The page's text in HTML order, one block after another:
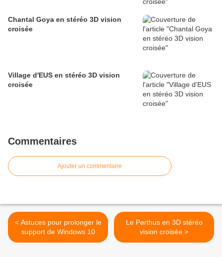
Chantal Goya en stéréo 3D vision
croisée
Village d'EUS en stéréo 3D vision
croisée
Commentaires
Ajouter un commentaire
< Astuces pour prolonger le
support de Windows 10
Le Perthus en 3D stéréo
vision croisée >